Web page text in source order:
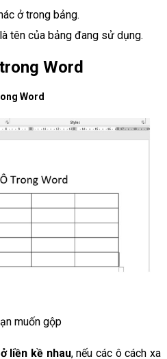
ở trong bảng.
tên của bảng đang sử dụng.
Word
Word
muốn gộp
liền kề nhau, nếu các ô cách xa